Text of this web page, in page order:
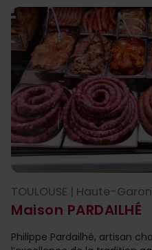
Maison PARDAILHÉ
TOULOUSE | Haute-
Philippe Pardailhé, artisan